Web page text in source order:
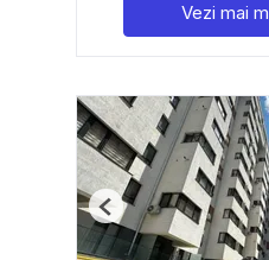
Vezi mai
Previous